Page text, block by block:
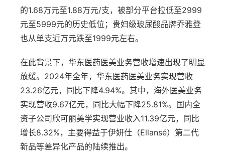
的1.68万元至1.88万元/支，被部分平台拉低至2999
元至5999元的历史低位；贵妇级玻尿酸品牌乔雅登
也从单支近万元跌至1999元左右。
在此背景下，华东医药医美业务营收增速出现了明显
放缓。2024年全年，华东医药医美业务实现营收
23.26亿元，同比下降4.94%。其中，海外医美业务
实现营收9.67亿元，同比大幅下降25.81%。国内全
资子公司欣可丽美学实现营业收入11.39亿元，同比
增长8.32%，主要得益于伊妍仕（Ellansé）第二代
新品等差异化产品的陆续推出。